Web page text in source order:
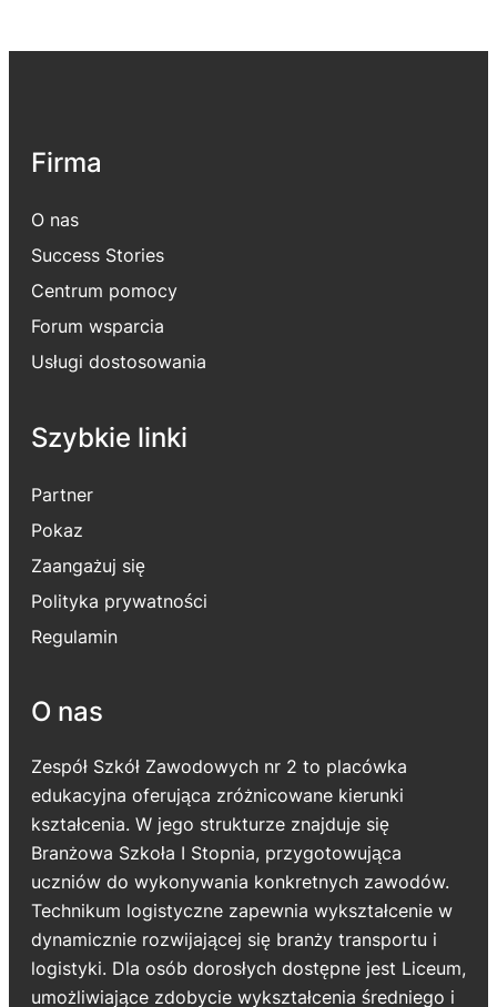
Firma
O nas
Success Stories
Centrum pomocy
Forum wsparcia
Usługi dostosowania
Szybkie linki
Partner
Pokaz
Zaangażuj się
Polityka prywatności
Regulamin
O nas
Zespół Szkół Zawodowych nr 2 to placówka
edukacyjna oferująca zróżnicowane kierunki
kształcenia. W jego strukturze znajduje się
Branżowa Szkoła I Stopnia, przygotowująca
uczniów do wykonywania konkretnych zawodów.
Technikum logistyczne zapewnia wykształcenie w
dynamicznie rozwijającej się branży transportu i
logistyki. Dla osób dorosłych dostępne jest Liceum,
umożliwiające zdobycie wykształcenia średniego i